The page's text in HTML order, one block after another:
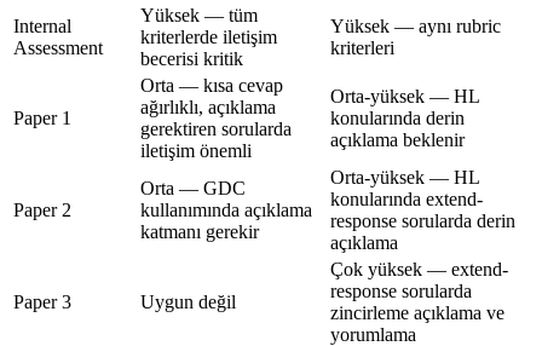
Internal
Assessment
Yüksek — tüm
kriterlerde iletişim
becerisi kritik
Yüksek — aynı rubric
kriterleri
Paper 1
Orta — kısa cevap
ağırlıklı, açıklama
gerektiren sorularda
iletişim önemli
Orta-yüksek — HL
konularında derin
açıklama beklenir
Paper 2
Orta — GDC
kullanımında açıklama
katmanı gerekir
Orta-yüksek — HL
konularında extend-
response sorularda derin
açıklama
Paper 3 Uygun değil
Çok yüksek — extend-
response sorularda
zincirleme açıklama ve
yorumlama